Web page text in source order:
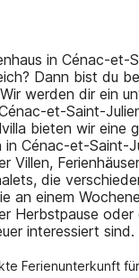
in Cénac-et-
Dann bist du
werden dir ein
et-Saint-
bieten wir eine
in Cénac-et-Saint-
Villen,
die
an einem
Herbstpause oder
interessiert sind.
Ferienunterkunft